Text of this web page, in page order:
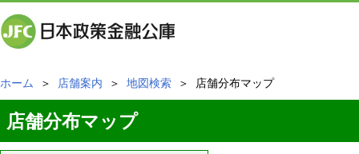
ホーム ＞ 店舗案内 ＞ 地図検索 ＞ 店舗分布マップ
店舗分布マップ